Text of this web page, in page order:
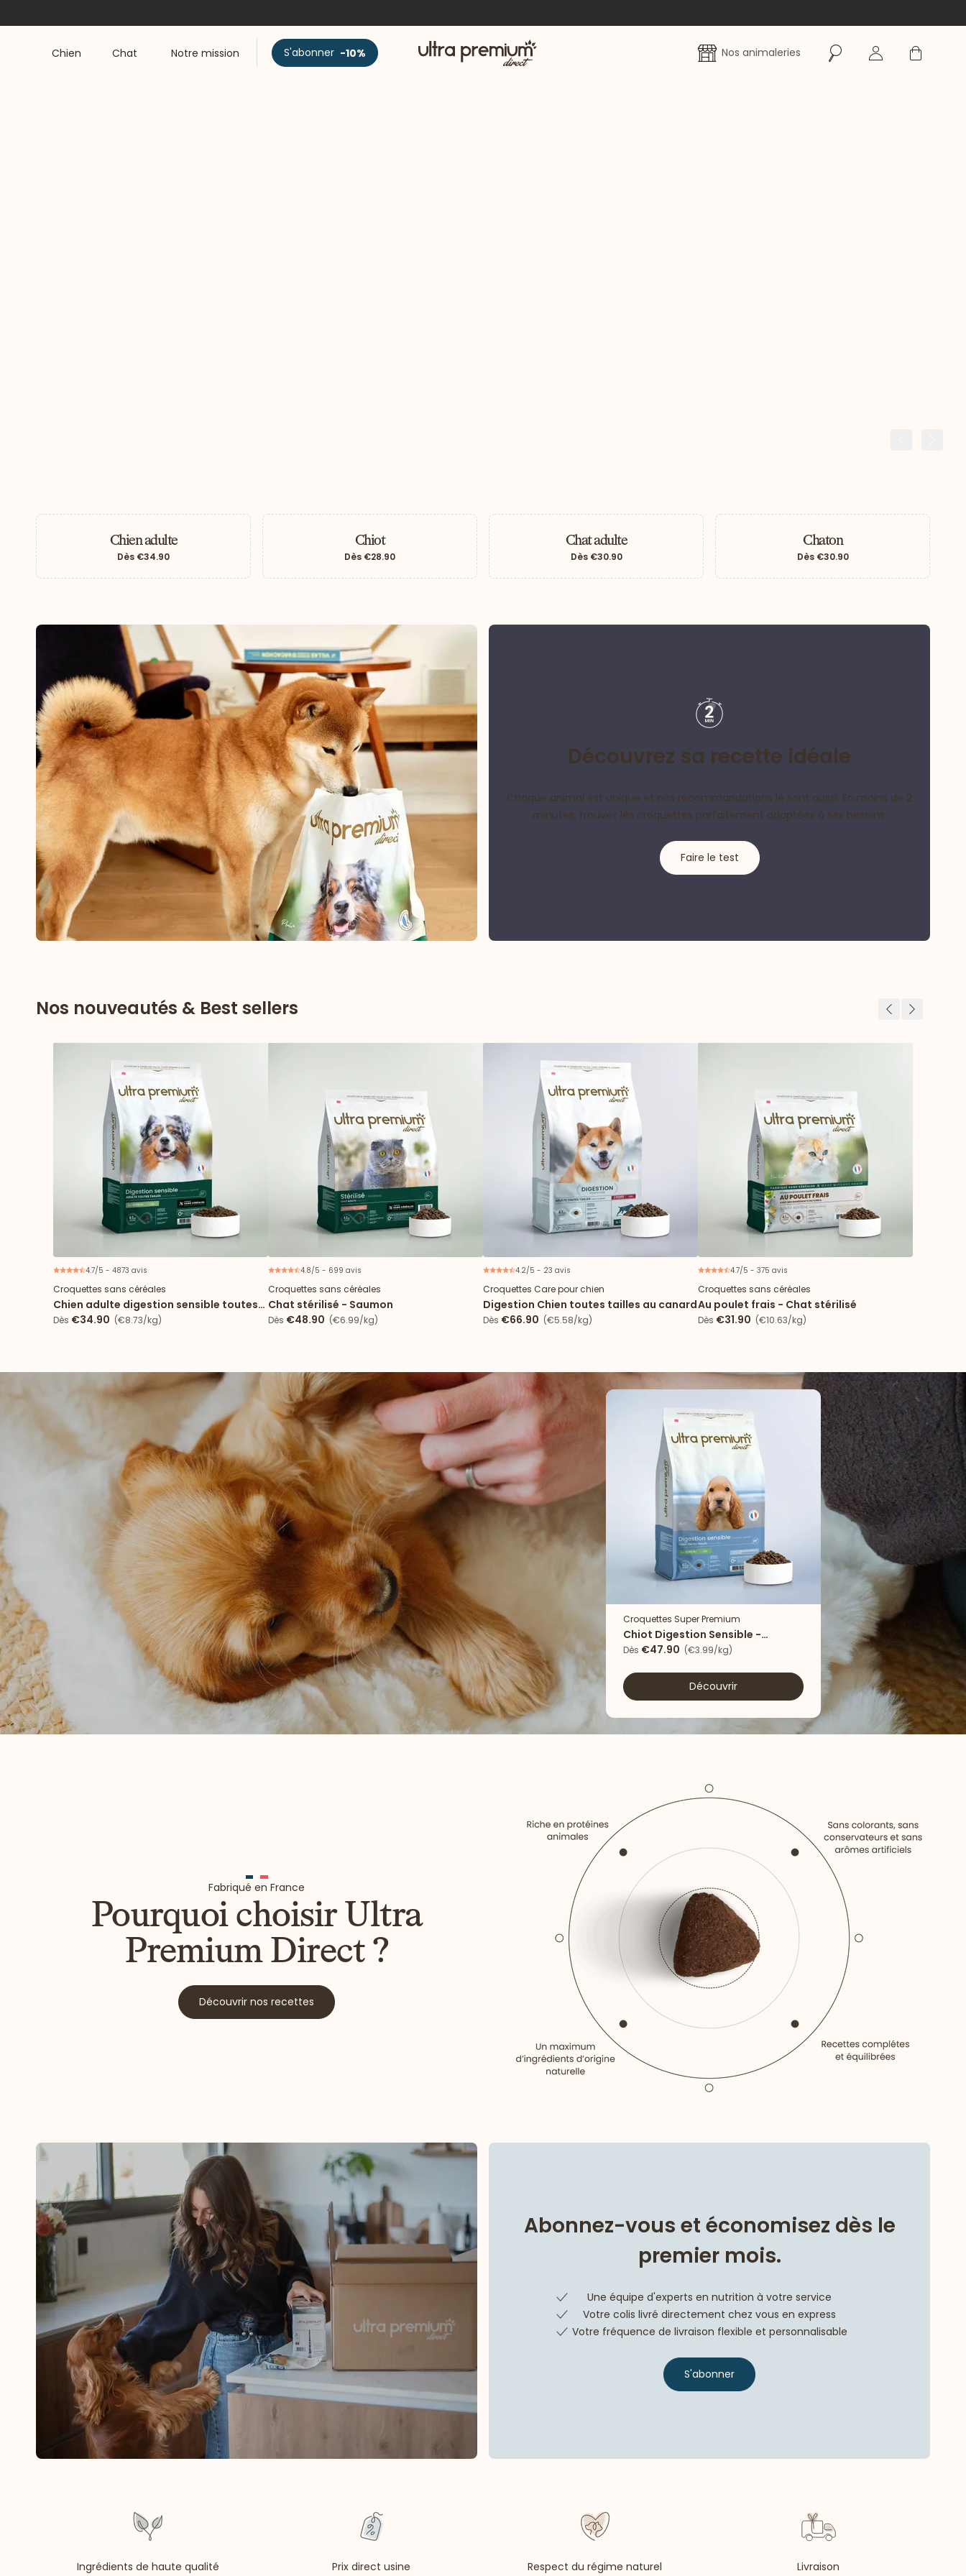
Chien Chat Notre mission S'abonner -10% Accueil Nos animaleries RechercherSe connecter
Panier
Chien adulte
Dès €34.90
Chiot
Dès €28.90
Chat adulte
Dès €30.90
Chaton
Dès €30.90
Découvrez sa recette idéale
Chaque animal est unique et nos recommandations le sont aussi. En moins de 2
minutes, trouvez les croquettes parfaitement adaptées à ses besoins.
Faire le test
Nos nouveautés & Best sellers Précédent
Suivant
4.7/5 - 4873 avis
Croquettes sans céréales
Chien adulte digestion sensible toutes
tailles
Dès €34.90 (€8.73/kg)
4.8/5 - 699 avis
Croquettes sans céréales
Chat stérilisé - Saumon
Dès €48.90 (€6.99/kg)
4.2/5 - 23 avis
Croquettes Care pour chien
Digestion Chien toutes tailles au canard
Dès €66.90 (€5.58/kg)
4.7/5 - 375 avis
Croquettes sans céréales
Au poulet frais - Chat stérilisé
Dès €31.90 (€10.63/kg)
Croquettes Super Premium
Chiot Digestion Sensible -
Agneau & riz
Dès €47.90 (€3.99/kg)
Découvrir
Fabriqué en France
Pourquoi choisir Ultra
Premium Direct ?
Découvrir nos recettes
Abonnez-vous et économisez dès le
premier mois.
Une équipe d'experts en nutrition à votre service
Votre colis livré directement chez vous en express
Votre fréquence de livraison flexible et personnalisable
S'abonner
Ingrédients de haute qualité Prix direct usine Respect du régime naturel Livraison